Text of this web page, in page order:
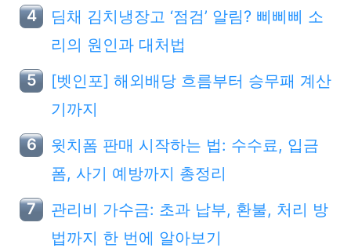
딤채 김치냉장고 ‘점검’ 알림? 삐삐삐 소
리의 원인과 대처법
[벳인포] 해외배당 흐름부터 승무패 계산
기까지
윗치폼 판매 시작하는 법: 수수료, 입금
폼, 사기 예방까지 총정리
관리비 가수금: 초과 납부, 환불, 처리 방
법까지 한 번에 알아보기